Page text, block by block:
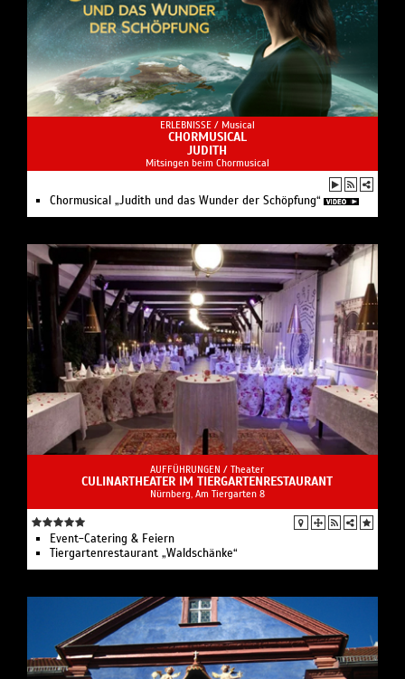
ERLEBNISSE / Musical
CHORMUSICAL
JUDITH
Mitsingen beim Chormusical
Chormusical „Judith und das Wunder der Schöpfung“
AUFFÜHRUNGEN / Theater
CULINARTHEATER IM TIERGARTENRESTAURANT
Nürnberg, Am Tiergarten 8
Event-Catering & Feiern
Tiergartenrestaurant „Waldschänke“